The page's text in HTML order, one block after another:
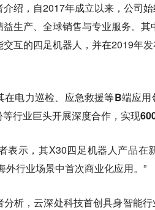
绍，自2017年成立以来，公司
生产、全球销售与专业服务。
互的四足机器人，并在2019年
电力巡检、应急救援等B端应
行业巨头开展深度合作，实现
表示，其X30四足机器人产品在
外行业场景中首次商业化应用。”
析，云深处科技首创具身智能